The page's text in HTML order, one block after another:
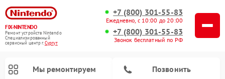
FIX-NINTENDO
Ремонт устройств Nintendo
Специализированный
cервисный центр г.Сургут
+7 (800) 301-55-83
Ежедневно, с 10:00 до 20:00
+7 (800) 301-55-83
Звонок бесплатный по РФ
Мы ремонтируем Позвонить